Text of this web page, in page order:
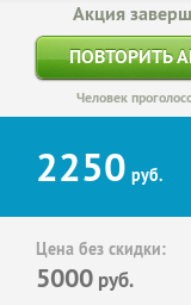
Акция
ПОВТОРИТЬ
Человек
2250 руб.
Цена без скидки:
5000 руб.